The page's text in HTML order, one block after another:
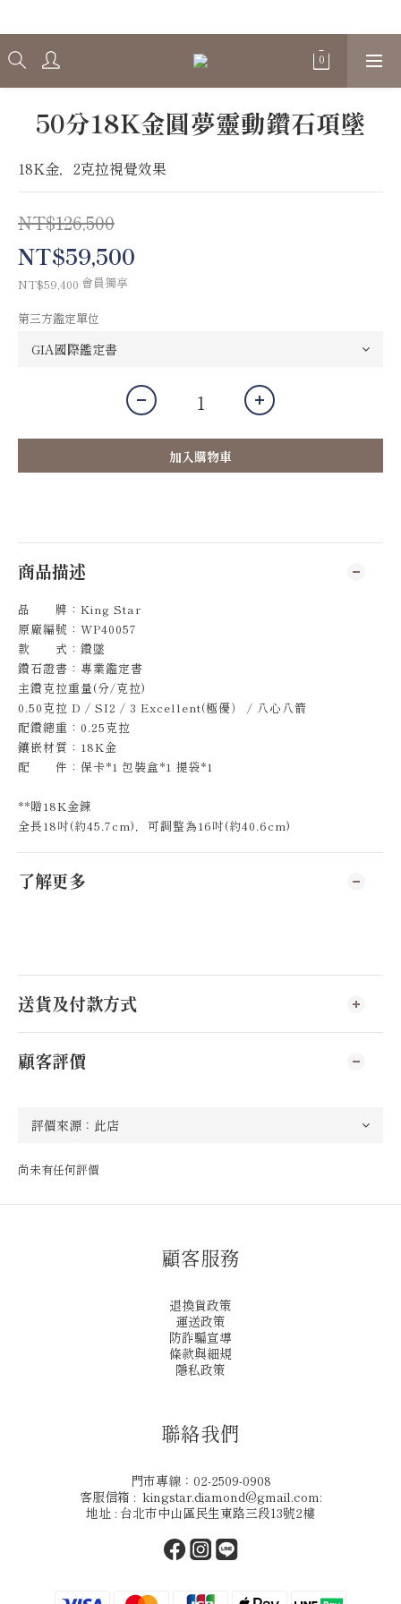
50分18K金圓夢靈動鑽石項墜
18K金，2克拉視覺效果
NT$126,500
NT$59,500
NT$59,400 會員獨享
第三方鑑定單位
加入購物車
商品描述
品 牌：King Star
原廠編號：WP40057
款 式：鑽墜
鑽石證書：專業鑑定書
主鑽克拉重量(分/克拉)
0.50克拉 D / SI2 / 3 Excellent(極優） / 八心八箭
配鑽總重：0.25克拉
鑲嵌材質：18K金
配 件：保卡*1 包裝盒*1 提袋*1
**贈18K金鍊
全長18吋(約45.7cm)，可調整為16吋(約40.6cm)
了解更多
送貨及付款方式
顧客評價
尚未有任何評價
顧客服務
退換貨政策
運送政策
防詐騙宣導
條款與細規
隱私政策
聯絡我們
門市專線：02-2509-0908
客服信箱 : kingstar.diamond@gmail.com:
地址 : 台北市中山區民生東路三段13號2樓